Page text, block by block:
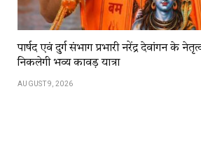
पार्षद एवं दुर्ग संभाग प्रभारी नरेंद्र देवांगन के
निकलेगी भव्य कावड़ यात्रा
AUGUST 9, 2026